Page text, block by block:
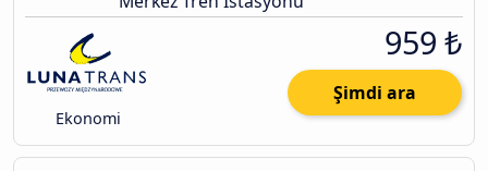
Ekonomi
959 ₺
Şimdi ara